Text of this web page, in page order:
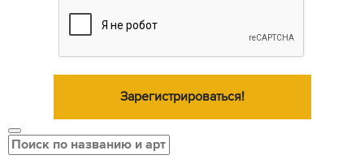
Зарегистрироваться!